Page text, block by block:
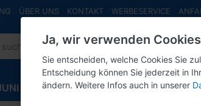
ÜBER UNS KONTAKT WERBESERVICE
INFO MAI NEU EINGETROFFEN
Ja, wir verwenden Cookies
Sie entscheiden, welche Cookies Sie
Entscheidung können Sie jederzeit in
ändern. Weitere Infos auch in unserer